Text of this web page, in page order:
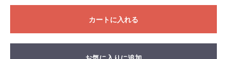
カートに入れる